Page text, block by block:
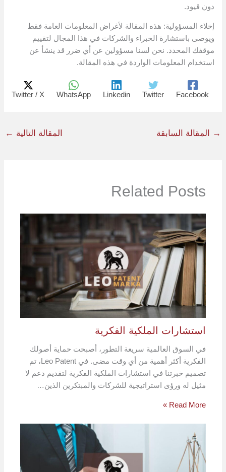
دون قيود.
إخلاء المسؤولية: هذه المقالة لأغراض المعلومات العامة فقط
ويوصى باستشارة الخبراء والشركات في هذا المجال لتقييم
موقفك المحدد. نحن لسنا مسؤولين عن أي ضرر قد ينشأ عن
استخدام المعلومات الواردة في هذه المقالة.
Facebook
Twitter
Linkedin
WhatsApp
Twitter / X
→ المقالة السابقة المقالة التالية ←
Related Posts
استشارات الملكية الفكرية
في السوق العالمية سريعة التطور، أصبحت حماية أصولك
الفكرية أكثر أهمية من أي وقت مضى. في Leo Patent، تم
تصميم خبرتنا في استشارات الملكية الفكرية لتقديم دعم لا
مثيل له ورؤى استراتيجية للشركات والمبتكرين الذين…
Read More »